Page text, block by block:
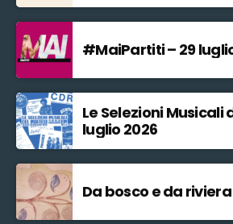
#MaiPartiti – 29
Le Selezioni Musicali
luglio 2026
Da bosco e da